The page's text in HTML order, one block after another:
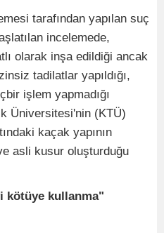
tarafından yapılan suç
incelemede,
olarak inşa edildiği ancak
tadilatlar yapıldığı,
işlem yapmadığı
Üniversitesi'nin (KTÜ)
kaçak yapının
asli kusur oluşturduğu
kötüye kullanma"